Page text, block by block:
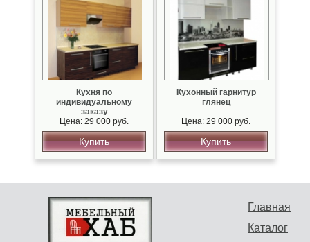
Кухня по
индивидуальному
заказу
Цена: 29 000 руб.
Купить
Кухонный гарнитур
глянец
Цена: 29 000 руб.
Купить
Главная
Каталог